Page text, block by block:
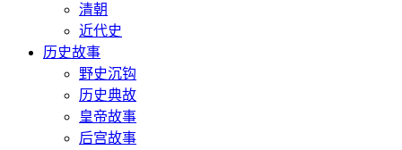
清朝
近代史
历史故事
野史沉钩
历史典故
皇帝故事
后宫故事